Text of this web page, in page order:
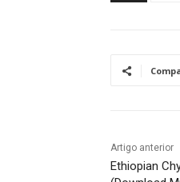
Artigo anterior
Ethiopian